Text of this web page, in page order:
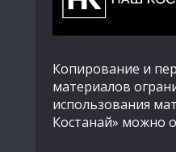
Копирование и
материалов
использования
Костанай» можно